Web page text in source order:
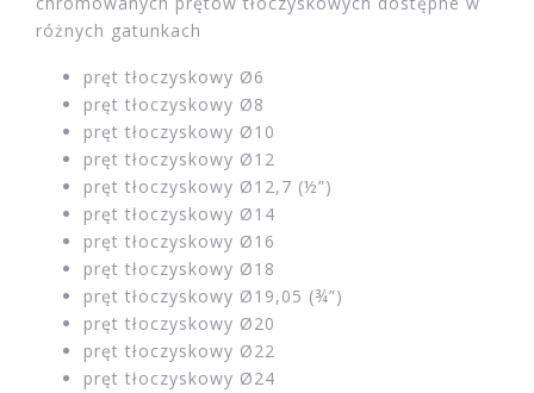
różnych gatunkach
pręt tłoczyskowy Ø6
pręt tłoczyskowy Ø8
pręt tłoczyskowy Ø10
pręt tłoczyskowy Ø12
pręt tłoczyskowy Ø12,7 (½”)
pręt tłoczyskowy Ø14
pręt tłoczyskowy Ø16
pręt tłoczyskowy Ø18
pręt tłoczyskowy Ø19,05 (¾”)
pręt tłoczyskowy Ø20
pręt tłoczyskowy Ø22
pręt tłoczyskowy Ø24